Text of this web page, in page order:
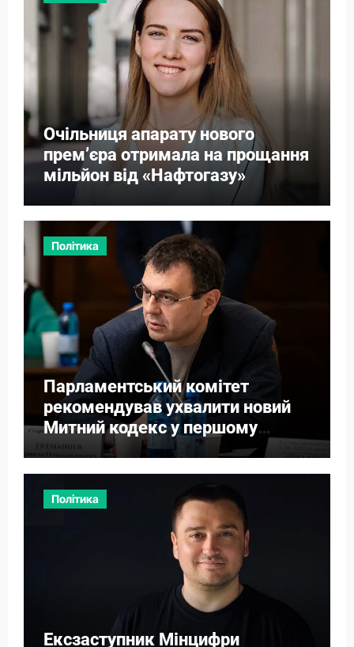
Очільниця апарату нового
прем’єра отримала на прощання
мільйон від «Нафтогазу»
Політика
Парламентський комітет
рекомендував ухвалити новий
Митний кодекс у першому
читанні
Політика
Ексзаступник Мінцифри